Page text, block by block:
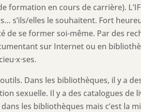
formation en cours de carrière).
s’ils/elles le souhaitent. Fort
de se former soi-même. Par des
sur Internet ou en
Dans les bibliothèques, il y a
sexuelle. Il y a des catalogues
les bibliothèques mais c’est la